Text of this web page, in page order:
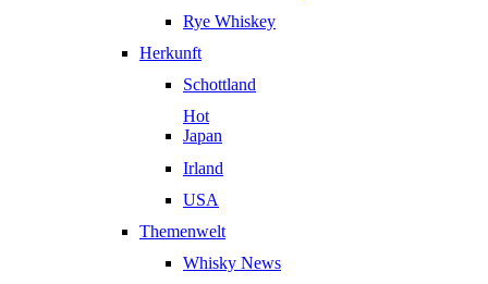
Rye Whiskey
Herkunft
Schottland
Hot
Japan
Irland
USA
Themenwelt
Whisky News